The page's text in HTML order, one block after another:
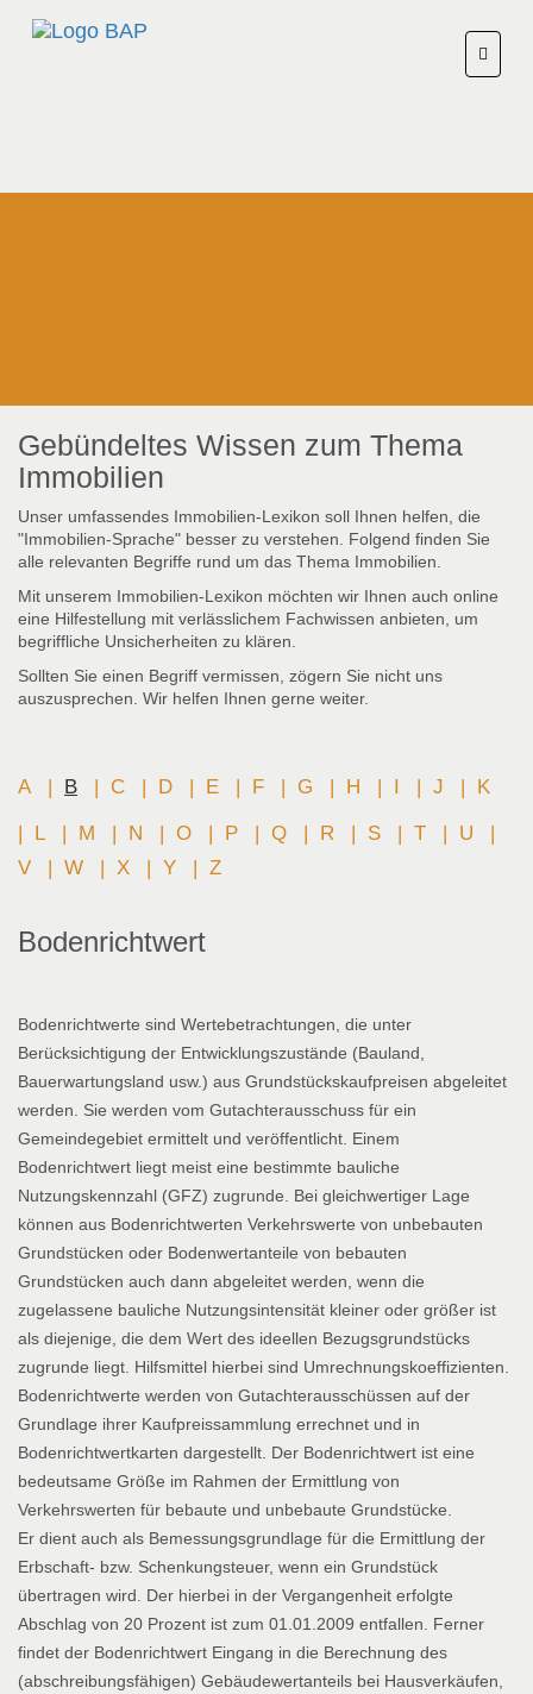
Gebündeltes Wissen zum Thema
Immobilien
Unser umfassendes Immobilien-Lexikon soll Ihnen helfen, die
"Immobilien-Sprache" besser zu verstehen. Folgend finden Sie
alle relevanten Begriffe rund um das Thema Immobilien.
Mit unserem Immobilien-Lexikon möchten wir Ihnen auch online
eine Hilfestellung mit verlässlichem Fachwissen anbieten, um
begriffliche Unsicherheiten zu klären.
Sollten Sie einen Begriff vermissen, zögern Sie nicht uns
auszusprechen. Wir helfen Ihnen gerne weiter.
A B C D E F G H J K
L M N O P Q R S T U
V
W X Y Z
Bodenrichtwert
Bodenrichtwerte sind Wertebetrachtungen, die unter
Berücksichtigung der Entwicklungszustände (Bauland,
Bauerwartungsland usw.) aus Grundstückskaufpreisen abgeleitet
werden. Sie werden vom Gutachterausschuss für ein
Gemeindegebiet ermittelt und veröffentlicht. Einem
Bodenrichtwert liegt meist eine bestimmte bauliche
Nutzungskennzahl (GFZ) zugrunde. Bei gleichwertiger Lage
können aus Bodenrichtwerten Verkehrswerte von unbebauten
Grundstücken oder Bodenwertanteile von bebauten
Grundstücken auch dann abgeleitet werden, wenn die
zugelassene bauliche Nutzungsintensität kleiner oder größer ist
als diejenige, die dem Wert des ideellen Bezugsgrundstücks
zugrunde liegt. Hilfsmittel hierbei sind Umrechnungskoeffizienten.
Bodenrichtwerte werden von Gutachterausschüssen auf der
Grundlage ihrer Kaufpreissammlung errechnet und in
Bodenrichtwertkarten dargestellt. Der Bodenrichtwert ist eine
bedeutsame Größe im Rahmen der Ermittlung von
Verkehrswerten für bebaute und unbebaute Grundstücke.
Er dient auch als Bemessungsgrundlage für die Ermittlung der
Erbschaft- bzw. Schenkungsteuer, wenn ein Grundstück
übertragen wird. Der hierbei in der Vergangenheit erfolgte
Abschlag von 20 Prozent ist zum 01.01.2009 entfallen. Ferner
findet der Bodenrichtwert Eingang in die Berechnung des
(abschreibungsfähigen) Gebäudewertanteils bei Hausverkäufen,